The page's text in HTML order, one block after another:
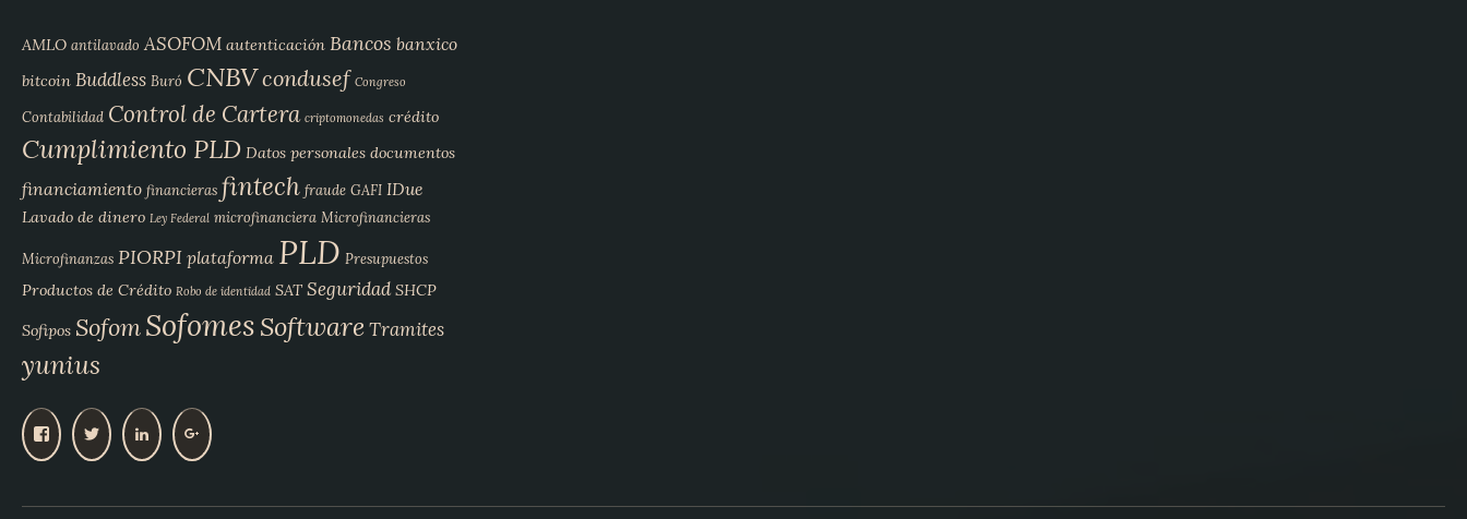
AMLO antilavado ASOFOM autenticación Bancos banxico
bitcoin Buddless Buró CNBVcondusef Congreso
Contabilidad Control de Cartera criptomonedas crédito
Cumplimiento PLD Datos personales documentos
financiamiento financieras fintech fraude GAFI IDue
Lavado de dinero Ley Federal microfinanciera Microfinancieras
Microfinanzas PIORPI plataforma PLD Presupuestos
Productos de Crédito Robo de identidad SAT Seguridad SHCP
Sofipos SofomSofomesSoftwareTramites
yunius
V
p
V
p
V
p
V
p